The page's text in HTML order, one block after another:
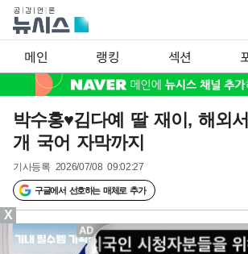
메인 랭킹 섹션
박수홍♥김다예 딸 재이, 해외
개 국어 자막까지
기사등록 2026/07/08 09:02:27
구글에서 선호하는 매체로 추가
X